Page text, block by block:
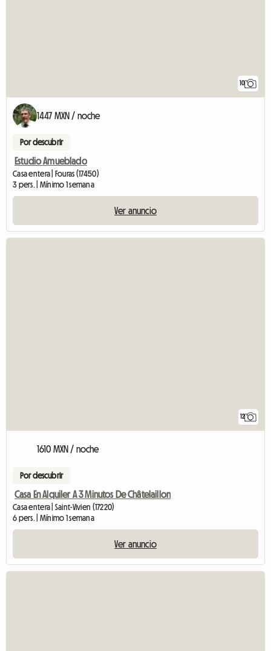
10
1447 MXN / noche
Por descubrir
Estudio Amueblado
Casa entera | Fouras (17450)
3 pers. | Mínimo 1 semana
Ver anuncio
12
1610 MXN / noche
Por descubrir
Casa En Alquiler A 3 Minutos De Châtelaillon
Casa entera | Saint-Vivien (17220)
6 pers. | Mínimo 1 semana
Ver anuncio